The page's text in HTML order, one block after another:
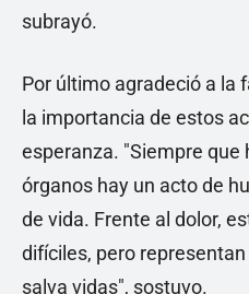
subrayó.
Por último agradeció a la
la importancia de estos
esperanza. "Siempre que
órganos hay un acto de
de vida. Frente al dolor,
difíciles, pero
salva vidas", sostuvo.